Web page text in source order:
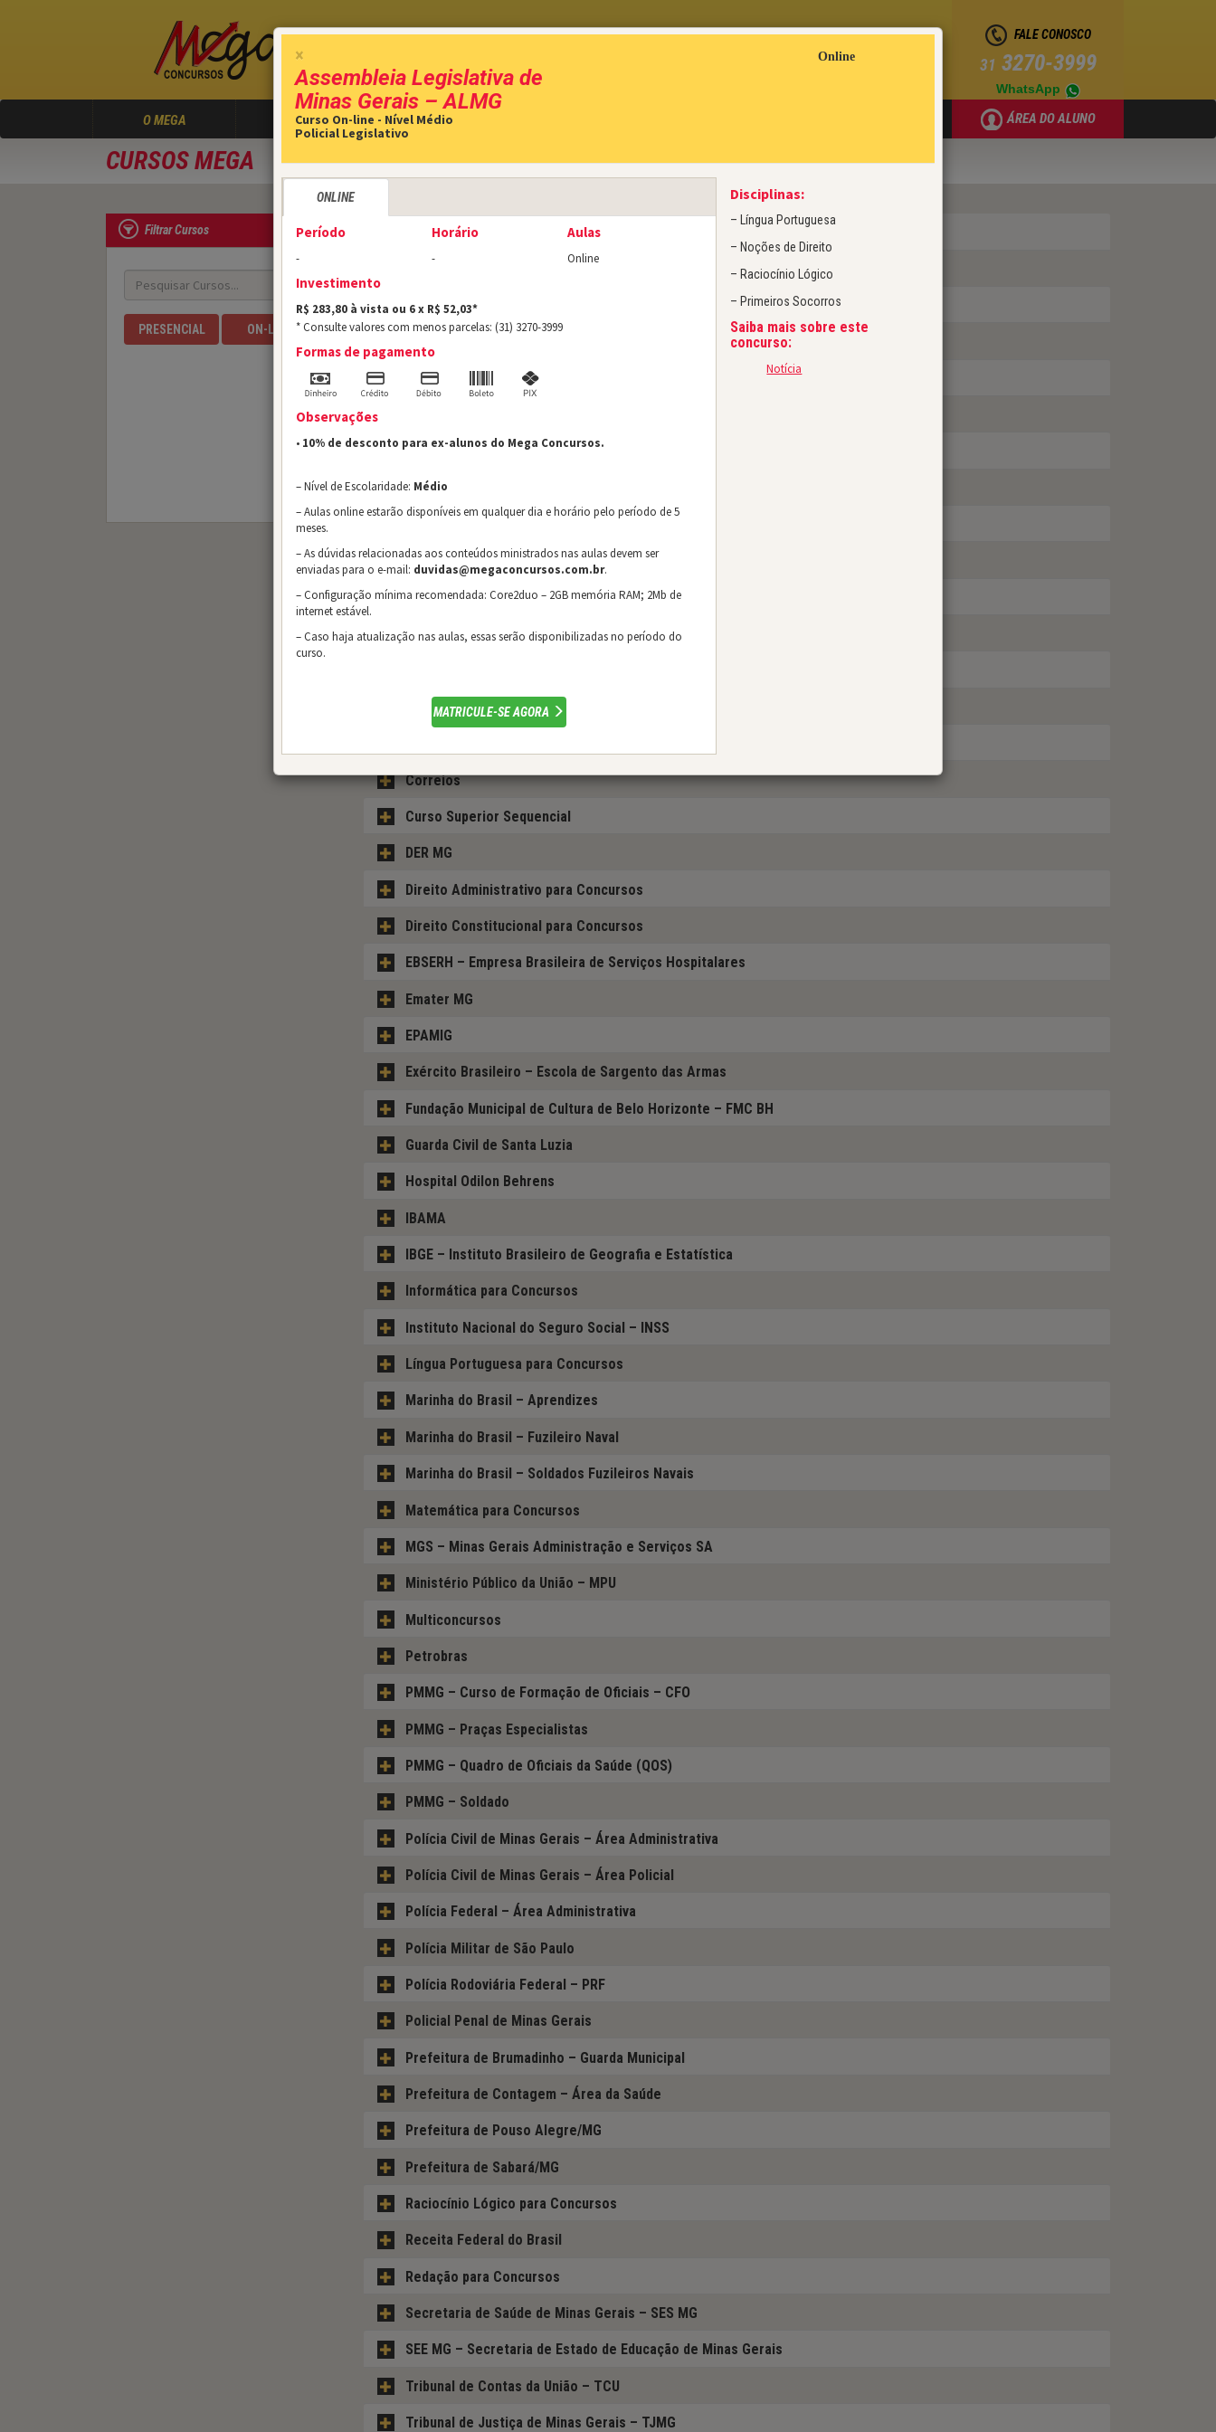
FALE CONOSCO
31 3270-3999
WhatsApp
O MEGA(atual) CURSOS EDITAIS ÁREA DO ALUNO
CURSOS MEGA
×
Assembleia Legislativa de
Minas Gerais – ALMG
Curso On-line - Nível Médio
Policial Legislativo
Online
ONLINE
Período
-
Horário
-
Aulas
Online
Investimento
R$ 283,80 à vista ou 6 x R$ 52,03*
* Consulte valores com menos parcelas: (31) 3270-3999
Formas de pagamento
Observações
• 10% de desconto para ex-alunos do Mega Concursos.
– Nível de Escolaridade: Médio
– Aulas online estarão disponíveis em qualquer dia e horário pelo período de 5
meses.
– As dúvidas relacionadas aos conteúdos ministrados nas aulas devem ser
enviadas para o e-mail: duvidas@megaconcursos.com.br.
– Configuração mínima recomendada: Core2duo – 2GB memória RAM; 2Mb de
internet estável.
– Caso haja atualização nas aulas, essas serão disponibilizadas no período do
curso.
MATRICULE-SE AGORA
Disciplinas:
– Língua Portuguesa
– Noções de Direito
– Raciocínio Lógico
– Primeiros Socorros
Saiba mais sobre este
concurso:
Notícia
Filtrar Cursos
PRESENCIAL ON-LINE
Aeronáutica – Curso de Formação de Sargentos
Agente de Segurança Socioeducativo
Banco do Brasil – Escriturário
Câmara dos Deputados
Câmara Municipal de Belo Horizonte – CMBH
Capacitação em Licitações e Contratos na Prática
Centro Federal de Educação Tecnológica de Minas Gerais – CEFET MG
Colégio Tiradentes – CTPM MG
Controladoria Geral da União – CGU
Correios
Curso Superior Sequencial
DER MG
Direito Administrativo para Concursos
Direito Constitucional para Concursos
EBSERH – Empresa Brasileira de Serviços Hospitalares
Emater MG
EPAMIG
Exército Brasileiro – Escola de Sargento das Armas
Fundação Municipal de Cultura de Belo Horizonte – FMC BH
Guarda Civil de Santa Luzia
Hospital Odilon Behrens
IBAMA
IBGE – Instituto Brasileiro de Geografia e Estatística
Informática para Concursos
Instituto Nacional do Seguro Social – INSS
Língua Portuguesa para Concursos
Marinha do Brasil – Aprendizes
Marinha do Brasil – Fuzileiro Naval
Marinha do Brasil – Soldados Fuzileiros Navais
Matemática para Concursos
MGS – Minas Gerais Administração e Serviços SA
Ministério Público da União – MPU
Multiconcursos
Petrobras
PMMG – Curso de Formação de Oficiais – CFO
PMMG – Praças Especialistas
PMMG – Quadro de Oficiais da Saúde (QOS)
PMMG – Soldado
Polícia Civil de Minas Gerais – Área Administrativa
Polícia Civil de Minas Gerais – Área Policial
Polícia Federal – Área Administrativa
Polícia Militar de São Paulo
Polícia Rodoviária Federal – PRF
Policial Penal de Minas Gerais
Prefeitura de Brumadinho – Guarda Municipal
Prefeitura de Contagem – Área da Saúde
Prefeitura de Pouso Alegre/MG
Prefeitura de Sabará/MG
Raciocínio Lógico para Concursos
Receita Federal do Brasil
Redação para Concursos
Secretaria de Saúde de Minas Gerais – SES MG
SEE MG – Secretaria de Estado de Educação de Minas Gerais
Tribunal de Contas da União – TCU
Tribunal de Justiça de Minas Gerais – TJMG